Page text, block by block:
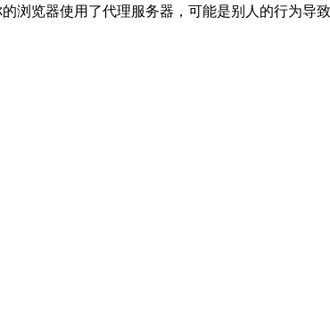
浏览器使用了代理服务器，可能是别人的行为导